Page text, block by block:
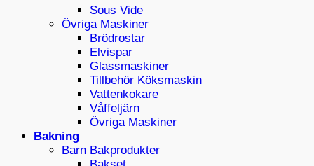
Sous Vide
Övriga Maskiner
Brödrostar
Elvispar
Glassmaskiner
Tillbehör Köksmaskin
Vattenkokare
Våffeljärn
Övriga Maskiner
Bakning
Barn Bakprodukter